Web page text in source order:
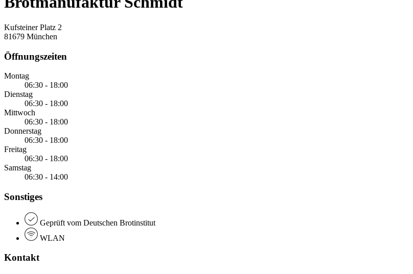
Kufsteiner Platz 2
81679 München
Öffnungszeiten
Montag
06:30 - 18:00
Dienstag
06:30 - 18:00
Mittwoch
06:30 - 18:00
Donnerstag
06:30 - 18:00
Freitag
06:30 - 18:00
Samstag
06:30 - 14:00
Sonstiges
Geprüft vom Deutschen Brotinstitut
WLAN
Kontakt